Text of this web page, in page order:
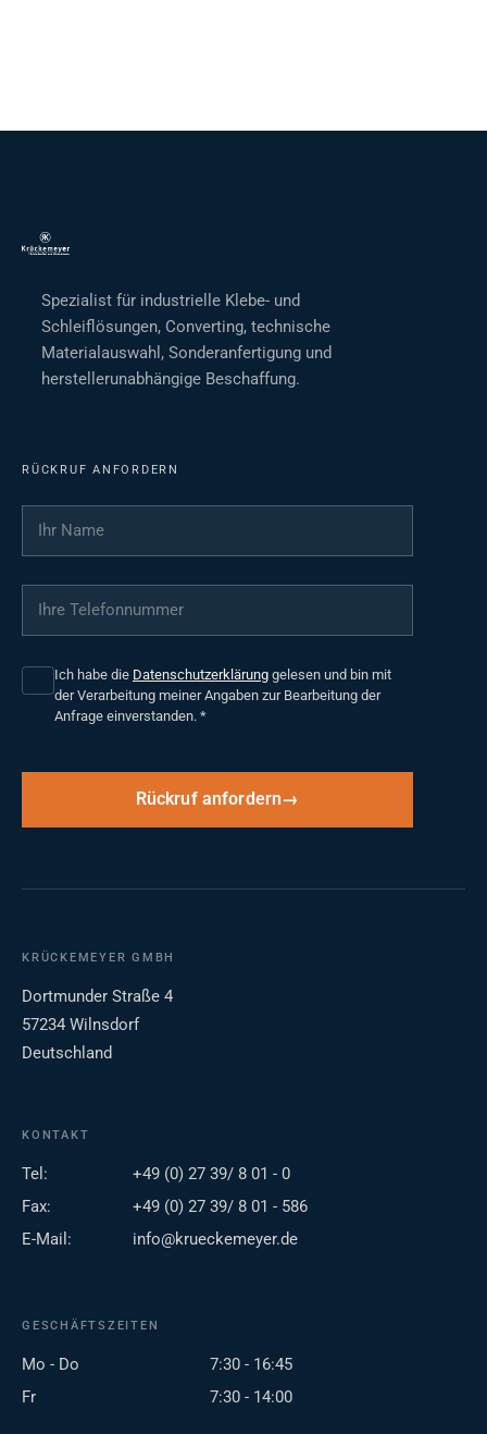
Spezialist für industrielle Klebe- und
Schleiflösungen, Converting, technische
Materialauswahl, Sonderanfertigung und
herstellerunabhängige Beschaffung.
RÜCKRUF ANFORDERN
Ihr Name
Ihre Telefonnummer
Ich habe die Datenschutzerklärung gelesen und bin mit
der Verarbeitung meiner Angaben zur Bearbeitung der
Anfrage einverstanden. *
Rückruf anfordern
KRÜCKEMEYER GMBH
Dortmunder Straße 4
57234 Wilnsdorf
Deutschland
KONTAKT
Tel:
+49 (0) 27 39/ 8 01 - 0
Fax:
+49 (0) 27 39/ 8 01 - 586
E-Mail:
info@krueckemeyer.de
GESCHÄFTSZEITEN
Mo - Do
7:30 - 16:45
Fr
7:30 - 14:00